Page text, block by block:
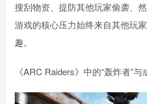
搜刮物资、提防其他玩家偷袭、
游戏的核心压力始终来自其他玩
趣。
《ARC Raiders》中的“轰炸者”